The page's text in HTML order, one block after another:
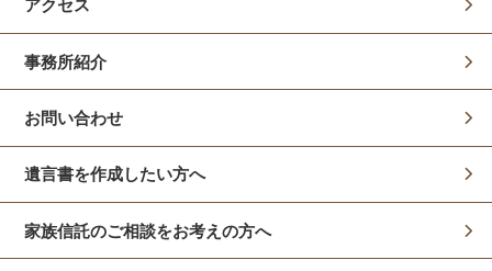
アクセス
事務所紹介
お問い合わせ
遺言書を作成したい方へ
家族信託のご相談をお考えの方へ